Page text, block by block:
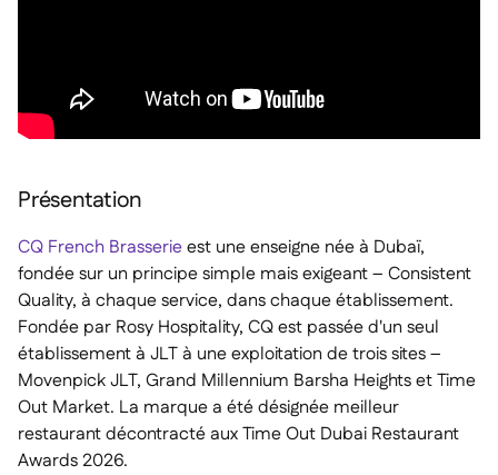
Présentation
CQ French Brasserieest une enseigne née à Dubaï,
fondée sur un principe simple mais exigeant – Consistent
Quality, à chaque service, dans chaque établissement.
Fondée par Rosy Hospitality, CQ est passée d'un seul
établissement à JLT à une exploitation de trois sites –
Movenpick JLT, Grand Millennium Barsha Heights et Time
Out Market. La marque a été désignée meilleur
restaurant décontracté aux Time Out Dubai Restaurant
Awards 2026.